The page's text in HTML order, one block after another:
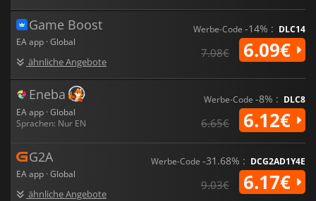
Game Boost
EA app · Global
ähnliche Angebote
Werbe-Code -14% : DLC14
7.08€ 6.09€
Eneba
EA app · Global
Sprachen: Nur EN
Werbe-Code -8% : DLC8
6.65€ 6.12€
G2A
EA app · Global
ähnliche Angebote
Werbe-Code -31.68% : DCG2AD1Y4E
9.03€ 6.17€